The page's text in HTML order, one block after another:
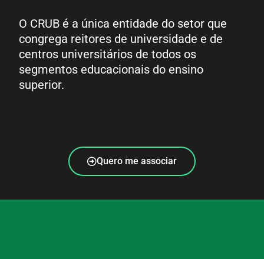
O CRUB é a única entidade do setor que
congrega reitores de universidade e de
centros universitários de todos os
segmentos educacionais do ensino
superior.
Quero me associar